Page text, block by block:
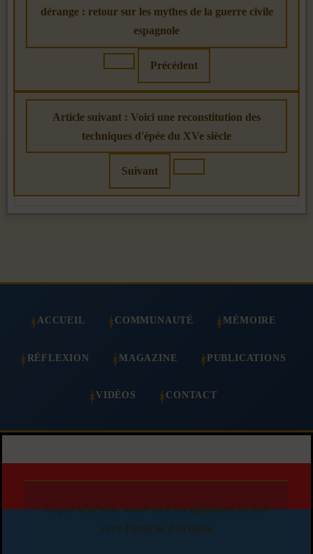
dérange : retour sur les mythes de la guerre civile
espagnole
Précédent
Article suivant : Voici une reconstitution des
techniques d'épée du XVe siècle
Suivant
ACCUEIL COMMUNAUTÉ MÉMOIRE
RÉFLEXION MAGAZINE PUBLICATIONS
VIDÉOS CONTACT
Copie d'article autorisée en affichant le lien
vers l'article d'origine